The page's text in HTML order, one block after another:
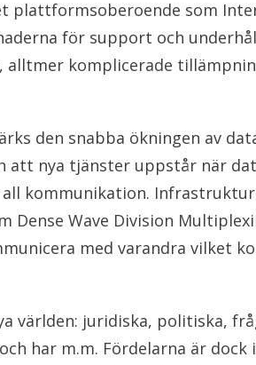
plattformsoberoende som
för support och
komplicerade
den snabba ökningen av
nya tjänster uppstår när
kommunikation.
Dense Wave Division
med varandra vilket
världen: juridiska, politiska,
har m.m. Fördelarna är